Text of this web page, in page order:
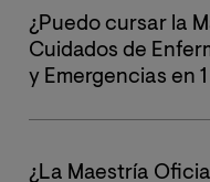
Urgencias y
España. Puedes
de Universidades,
Ministerio de
Gobierno de España
¿Puedo cursar la
Cuidados de
y Emergencias en
de Urgencias y
¿La Maestría